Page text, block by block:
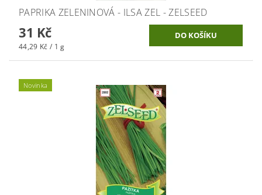
PAPRIKA ZELENINOVÁ - ILSA ZEL - ZELSEED
31 Kč
44,29 Kč / 1 g
Novinka